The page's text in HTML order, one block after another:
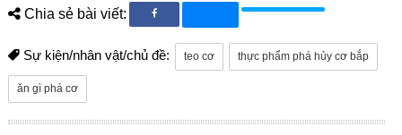
Chia sẻ bài viết:
Sự kiện/nhân vật/chủ đề: teo cơ thực phẩm phá hủy cơ bắp
ăn gì phá cơ